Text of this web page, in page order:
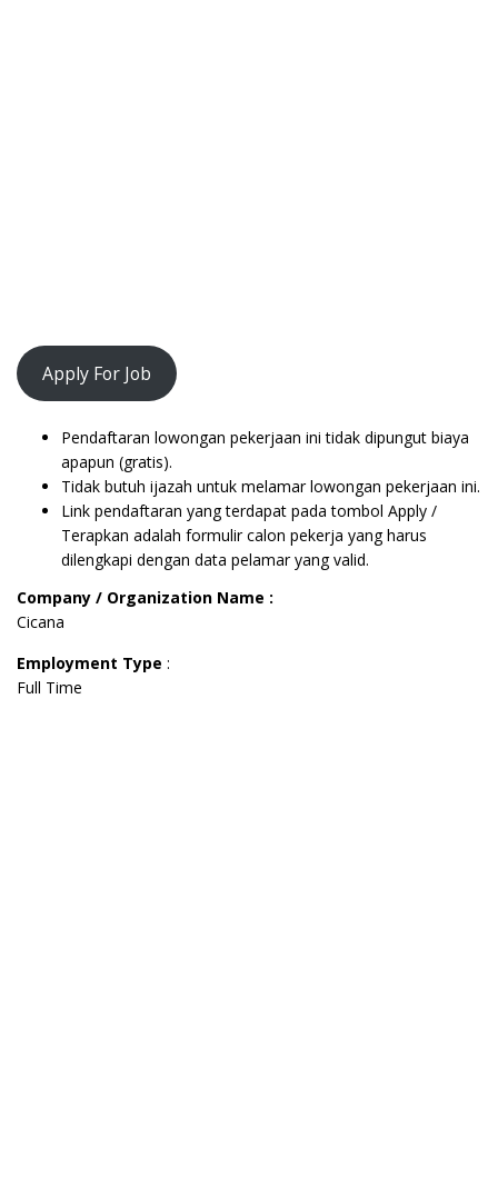
Apply For Job
Pendaftaran lowongan pekerjaan ini tidak dipungut biaya
apapun (gratis).
Tidak butuh ijazah untuk melamar lowongan pekerjaan ini.
Link pendaftaran yang terdapat pada tombol Apply /
Terapkan adalah formulir calon pekerja yang harus
dilengkapi dengan data pelamar yang valid.
Company / Organization Name :
Cicana
Employment Type :
Full Time